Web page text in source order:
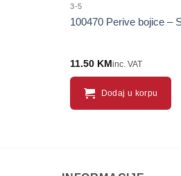
3-5
100470 Perive bojice –
11.50 KMinc. VAT
Dodaj u korpu